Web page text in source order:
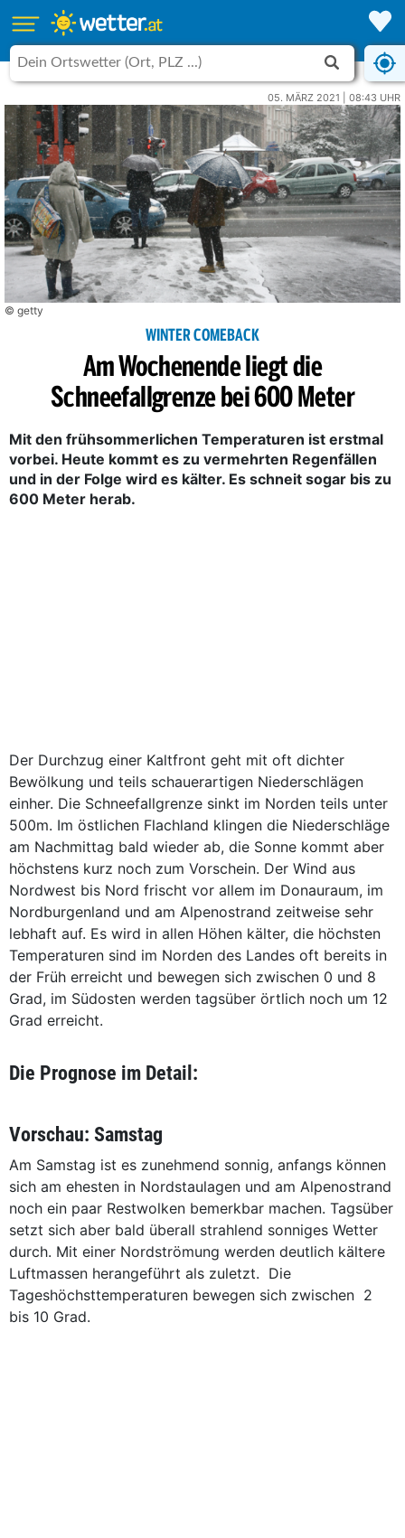
05. MÄRZ 2021 | 08:43 UHR
© getty
WINTER COMEBACK
Am Wochenende liegt die
Schneefallgrenze bei 600 Meter
Mit den frühsommerlichen Temperaturen ist erstmal
vorbei. Heute kommt es zu vermehrten Regenfällen
und in der Folge wird es kälter. Es schneit sogar bis zu
600 Meter herab.
Der Durchzug einer Kaltfront geht mit oft dichter
Bewölkung und teils schauerartigen Niederschlägen
einher. Die Schneefallgrenze sinkt im Norden teils unter
500m. Im östlichen Flachland klingen die Niederschläge
am Nachmittag bald wieder ab, die Sonne kommt aber
höchstens kurz noch zum Vorschein. Der Wind aus
Nordwest bis Nord frischt vor allem im Donauraum, im
Nordburgenland und am Alpenostrand zeitweise sehr
lebhaft auf. Es wird in allen Höhen kälter, die höchsten
Temperaturen sind im Norden des Landes oft bereits in
der Früh erreicht und bewegen sich zwischen 0 und 8
Grad, im Südosten werden tagsüber örtlich noch um 12
Grad erreicht.
Die Prognose im Detail:
Vorschau: Samstag
Am Samstag ist es zunehmend sonnig, anfangs können
sich am ehesten in Nordstaulagen und am Alpenostrand
noch ein paar Restwolken bemerkbar machen. Tagsüber
setzt sich aber bald überall strahlend sonniges Wetter
durch. Mit einer Nordströmung werden deutlich kältere
Luftmassen herangeführt als zuletzt. Die
Tageshöchsttemperaturen bewegen sich zwischen 2
bis 10 Grad.